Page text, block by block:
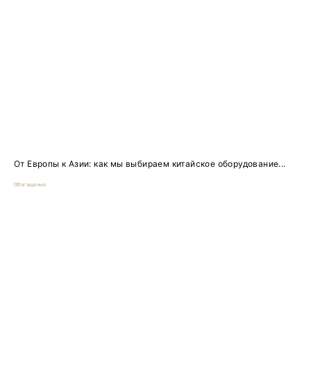
От Европы к Азии: как мы выбираем китайское оборудование...
Обогащение